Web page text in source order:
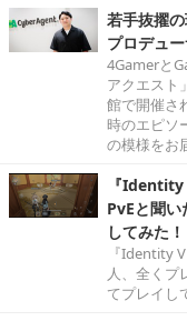
若手抜擢
プロデュ
4Gamerと
アクエスト
館で開催さ
時のエピソ
の模様をお
『Identity
PvEと聞
してみた
『Identity
人、全くプ
てプレイし